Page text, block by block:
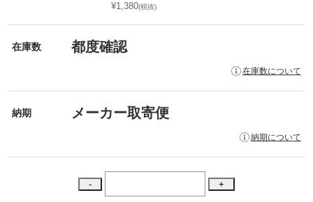
¥1,380(税抜)
在庫数 都度確認
在庫数について
納期 メーカー取寄便
納期について